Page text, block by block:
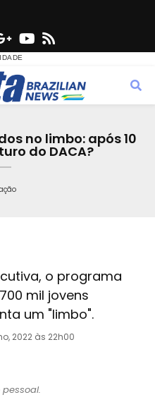
G
o
o
g
e
Y
u
t
b
s
no limbo: após 10
do DACA?
o programa
mil jovens
um "limbo".
2022 às 22h00